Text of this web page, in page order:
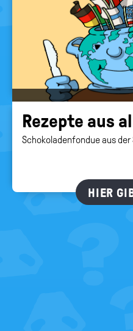
Re­zep­te aus
Schokoladenfondue aus der
HIER